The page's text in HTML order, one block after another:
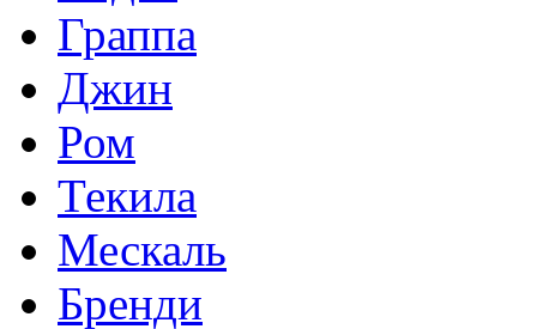
Граппа
Джин
Ром
Текила
Мескаль
Бренди